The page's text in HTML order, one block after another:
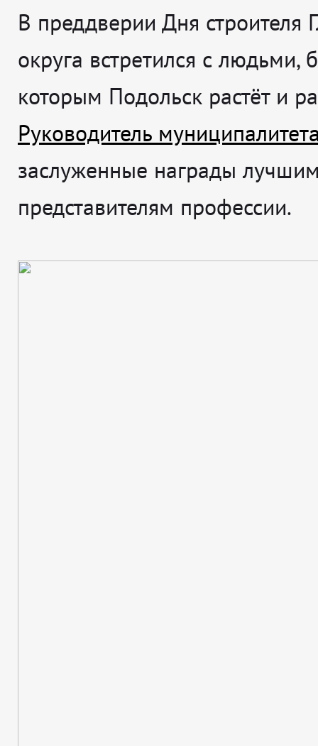
В преддверии Дня строителя
округа встретился с людьми,
которым Подольск растёт и
Руководитель
заслуженные награды
представителям профессии.